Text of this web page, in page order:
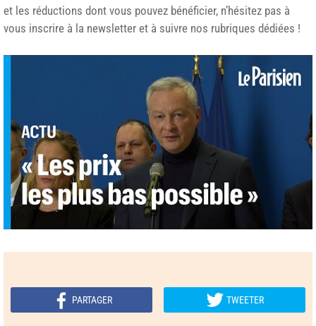
et les réductions dont vous pouvez bénéficier, n’hésitez pas à
vous inscrire à la newsletter et à suivre nos rubriques dédiées !
PARTAGER TWEETER